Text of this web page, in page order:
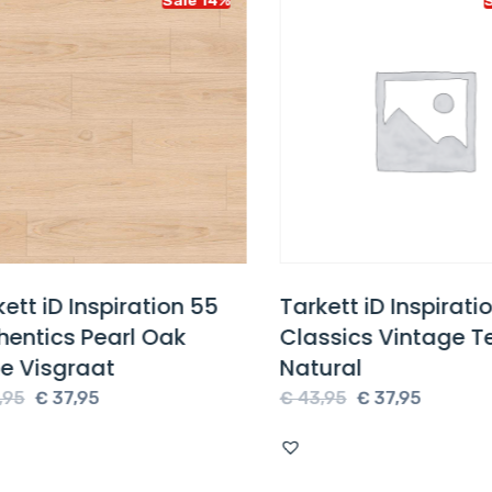
iD Inspiration 55
Pearl Oak
Visgraat
Oorspronkelijke
€ 37,95Huidige
Tarkett iD
Classics Vintage
Natural
43,95 Oorspronkelijke
€ 37,95Huidige